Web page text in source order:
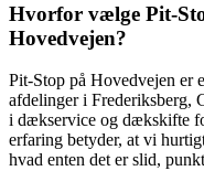
Hvorfor vælge Pit-
Hovedvejen?
Pit-Stop på Hovedvejen er
afdelinger i Frederiksberg,
i dækservice og dækskifte
erfaring betyder, at vi
hvad enten det er slid,